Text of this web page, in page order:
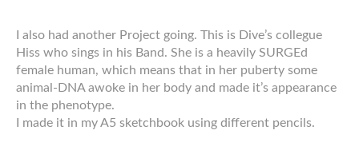
I also had another Project going. This is Dive’s collegue
Hiss who sings in his Band. She is a heavily SURGEd
female human, which means that in her puberty some
animal-DNA awoke in her body and made it’s appearance
in the phenotype.
I made it in my A5 sketchbook using different pencils.